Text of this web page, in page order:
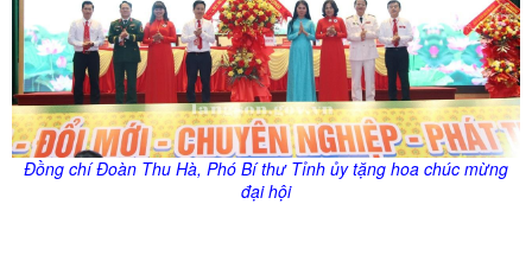
Đồng chí Đoàn Thu Hà, Phó Bí thư Tỉnh ủytặng hoa chúc mừng
đại hội